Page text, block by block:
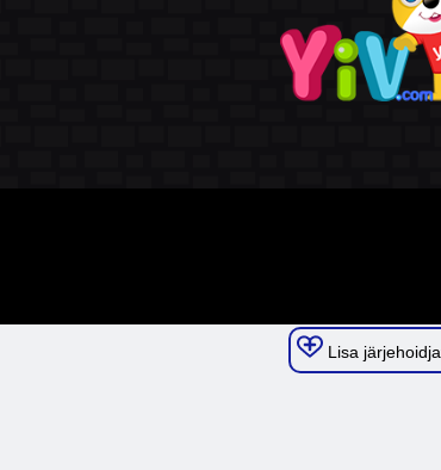
Lisa